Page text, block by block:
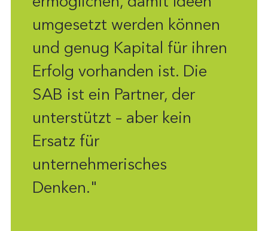
umgesetzt werden können
und genug Kapital für ihren
Erfolg vorhanden ist. Die
SAB ist ein Partner, der
unterstützt – aber kein
Ersatz für
unternehmerisches
Denken."